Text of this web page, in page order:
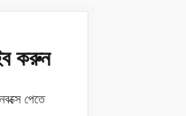
করুন
পেতে